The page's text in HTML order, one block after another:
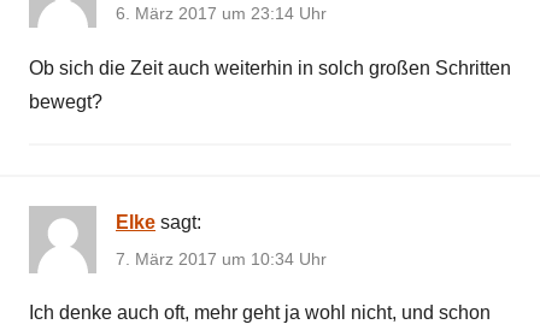
6. März 2017 um 23:14 Uhr
Ob sich die Zeit auch weiterhin in solch großen Schritten
bewegt?
Elke sagt:
7. März 2017 um 10:34 Uhr
Ich denke auch oft, mehr geht ja wohl nicht, und schon